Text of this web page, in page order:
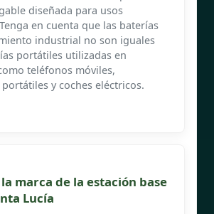
diseñada para usos
en cuenta que las baterías
industrial no son iguales
portátiles utilizadas en
teléfonos móviles,
y coches eléctricos.
marca de la estación base
Lucía